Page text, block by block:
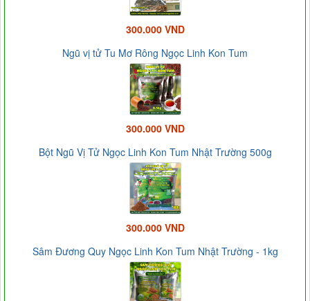
300.000 VND
Ngũ vị tử Tu Mơ Rông Ngọc Linh Kon Tum
300.000 VND
Bột Ngũ Vị Tử Ngọc Linh Kon Tum Nhật Trường 500g
300.000 VND
Sâm Đương Quy Ngọc Linh Kon Tum Nhật Trường - 1kg